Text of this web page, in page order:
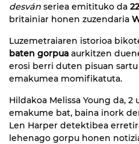
desván seriea emitituko da
britainiar honen zuzendaria
Luzemetraiaren istorioa
baten gorpua aurkitzen
erosi berri duten pisuan
emakumea momifikatuta.
Hildakoa Melissa Young da,
emakume bat, baina inork
Len Harper detektibea
lehenago gorpu honen